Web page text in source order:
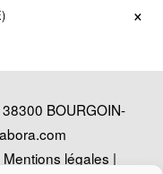
×
BOURGOIN-
Mentions légales |